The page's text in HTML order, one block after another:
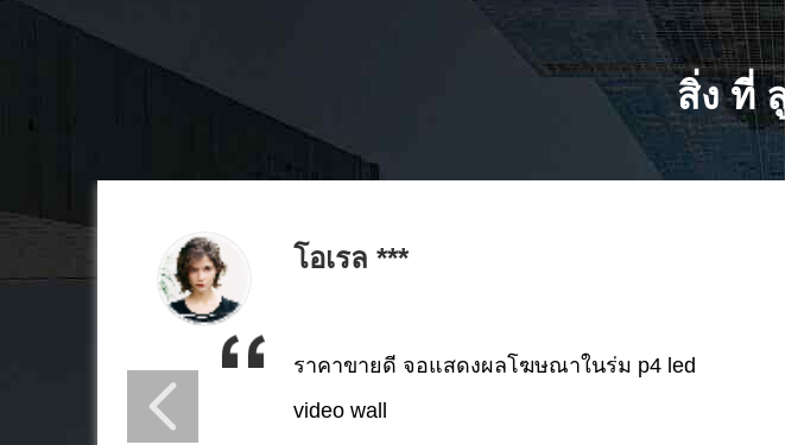
สิ่ง ที่
โอเรล ***
ราคาขายดี จอแสดงผลโฆษณาในร่ม p4 led
video wall